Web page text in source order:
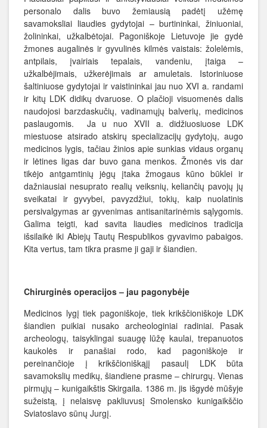
personalo dalis buvo žemiausią padėtį užėmę
savamoksliai liaudies gydytojai – burtininkai, žiniuoniai,
žolininkai, užkalbėtojai. Pagoniškoje Lietuvoje jie gydė
žmones augalinės ir gyvulinės kilmės vaistais: žolelėmis,
antpilais, įvairiais tepalais, vandeniu, įtaiga –
užkalbėjimais, užkerėjimais ar amuletais. Istoriniuose
šaltiniuose gydytojai ir vaistininkai jau nuo XVI a. randami
ir kitų LDK didikų dvaruose. O plačioji visuomenės dalis
naudojosi barzdaskučių, vadinamųjų balverių, medicinos
paslaugomis. Ja u nuo XVII a. didžiuosiuose LDK
miestuose atsirado atskirų specializacijų gydytojų, augo
medicinos lygis, tačiau žinios apie sunkias vidaus organų
ir lėtines ligas dar buvo gana menkos. Žmonės vis dar
tikėjo antgamtinių jėgų įtaka žmogaus kūno būklei ir
dažniausiai nesuprato realių veiksnių, keliančių pavojų jų
sveikatai ir gyvybei, pavyzdžiui, tokių, kaip nuolatinis
persivalgymas ar gyvenimas antisanitarinėmis sąlygomis.
Galima teigti, kad savita liaudies medicinos tradicija
išsilaikė iki Abiejų Tautų Respublikos gyvavimo pabaigos.
Kita vertus, tam tikra prasme ji gaji ir šiandien.
Chirurginės operacijos – jau pagonybėje
Medicinos lygį tiek pagoniškoje, tiek krikščioniškoje LDK
šiandien puikiai nusako archeologiniai radiniai. Pasak
archeologų, taisyklingai suaugę lūžę kaulai, trepanuotos
kaukolės ir panašiai rodo, kad pagoniškoje ir
pereinančioje į krikščioniškąjį pasaulį LDK būta
savamokslių medikų, šiandiene prasme – chirurgų. Vienas
pirmųjų – kunigaikštis Skirgaila. 1386 m. jis išgydė mūšyje
sužeistą, į nelaisvę pakliuvusį Smolensko kunigaikščio
Sviatoslavo sūnų Jurgį.